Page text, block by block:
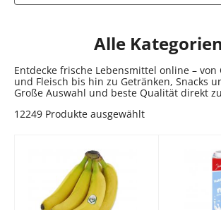
Alle Kategorien
Entdecke frische Lebensmittel online – von
und Fleisch bis hin zu Getränken, Snacks
Große Auswahl und beste Qualität direkt
12249 Produkte ausgewählt